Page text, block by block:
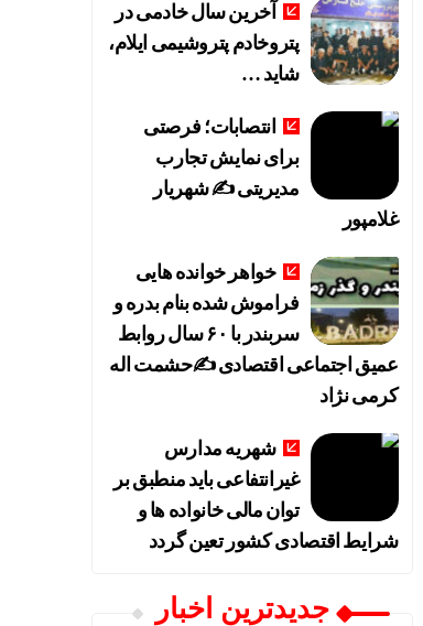
آخرین سال خادمی در
پتروخادم پتروشیمی ایلام،
شاید …
انتصابات؛ فرصتی
برای نمایش تجارب
مدیریتی ✍ شهریار
غلامپور
خواهر خوانده هایی
فراموش شده بنام بدره و
سربندر با ۶۰ سال روابط
عمیق اجتماعی اقتصادی ✍حشمت اله
کرمی نژاد
شهریه مدارس
غیرانتفاعی باید منطبق بر
توان مالی خانواده ها و
شرایط اقتصادی کشور تعین گردد
جديدترين اخبار